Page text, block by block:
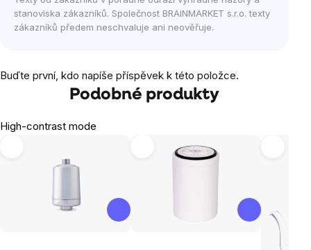
stanoviska zákazníků. Společnost BRAINMARKET s.r.o. texty
zákazníků předem neschvaluje ani neověřuje.
Buďte první, kdo napíše příspěvek k této položce.
Podobné produkty
High-contrast mode